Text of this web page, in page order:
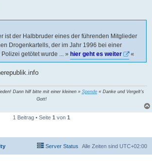
ist der Halbbruder eines der führenden Mitglieder
Drogenkartells, der im Jahr 1996 bei einer
getötet wurde ... » hier geht es weiter «
Dann hilf bitte mit einer kleinen » Spende« Danke und Vergelt's
Gott!
1 Beitrag • Seite 1 von 1
Alle Zeiten sind UTC+02:00
Server Status